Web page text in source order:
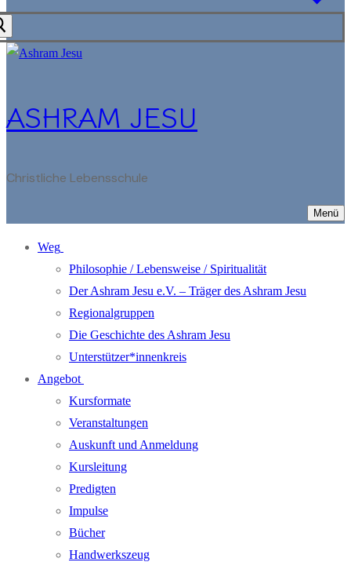
ASHRAM JESU
Christliche Lebensschule
Menü
Weg
Philosophie / Lebensweise / Spiritualität
Der Ashram Jesu e.V. – Träger des Ashram Jesu
Regionalgruppen
Die Geschichte des Ashram Jesu
Unterstützer*innenkreis
Angebot
Kursformate
Veranstaltungen
Auskunft und Anmeldung
Kursleitung
Predigten
Impulse
Bücher
Handwerkszeug